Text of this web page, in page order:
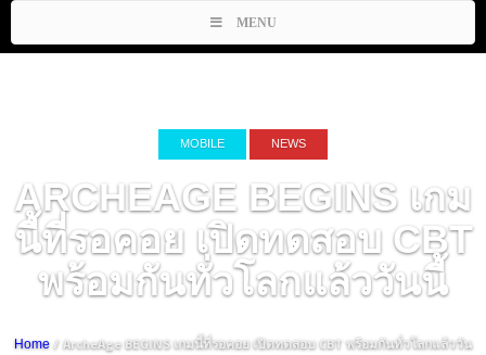
Toggle
navigation
MENU
MOBILE NEWS
ARCHEAGE BEGINS เกม
นี้ที่รอคอย เปิดทดสอบ CBT
พร้อมกันทั่วโลกแล้ววันนี้
Home / ArcheAge BEGINS เกมนี้ที่รอคอย เปิดทดสอบ CBT พร้อมกันทั่วโลกแล้ววัน